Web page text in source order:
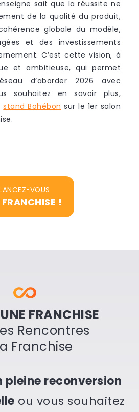
sait que la réussite ne
de la qualité du produit,
globale du modèle,
et des investissements
C’est cette vision, à
et ambitieuse, qui permet
d’aborder 2026 avec
souhaitez en savoir plus,
stand Bohébon sur le 1er salon
VOUS
FRANCHISE !
FRANCHISE
Rencontres
Franchise
pleine reconversion
ou vous souhaitez